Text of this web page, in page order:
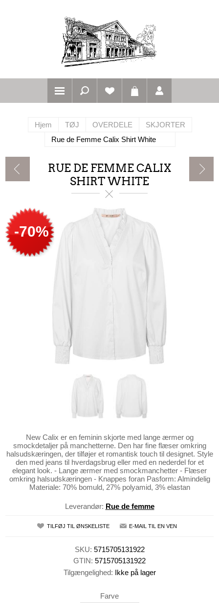
Hjem TØJ OVERDELE
SKJORTER
Rue de Femme Calix Shirt White
RUE DE FEMME CALIX
SHIRT WHITE
-70%
New Calix er en feminin skjorte med lange ærmer og
smockdetaljer på manchetterne. Den har fine flæser omkring
halsudskæringen, der tilføjer et romantisk touch til designet. Style
den med jeans til hverdagsbrug eller med en nederdel for et
elegant look. - Lange ærmer med smockmanchetter - Flæser
omkring halsudskæringen - Knappes foran Pasform: Almindelig
Materiale: 70% bomuld, 27% polyamid, 3% elastan
Leverandør: Rue de femme
TILFØJ TIL ØNSKELISTE E-MAIL TIL EN VEN
SKU: 5715705131922
GTIN: 5715705131922
Tilgængelighed: Ikke på lager
Farve